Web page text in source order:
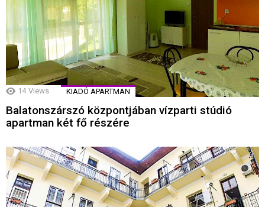
14 Views KIADÓ APARTMAN
Balatonszárszó központjában vízparti stúdió
apartman két fő részére